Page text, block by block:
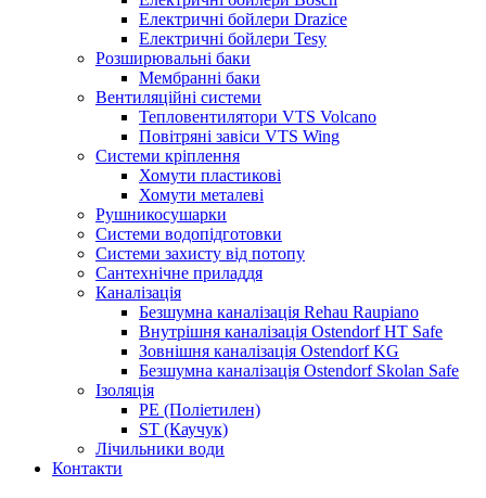
Електричні бойлери Drazice
Електричні бойлери Tesy
Розширювальні баки
Мембранні баки
Вентиляційні системи
Тепловентилятори VTS Volcano
Повітряні завіси VTS Wing
Системи кріплення
Хомути пластикові
Хомути металеві
Рушникосушарки
Системи водопідготовки
Системи захисту від потопу
Сантехнічне приладдя
Каналізація
Безшумна каналізація Rehau Raupiano
Внутрішня каналізація Ostendorf HT Safe
Зовнішня каналізація Ostendorf KG
Безшумна каналізація Ostendorf Skolan Safe
Ізоляція
PE (Поліетилен)
ST (Каучук)
Лічильники води
Контакти